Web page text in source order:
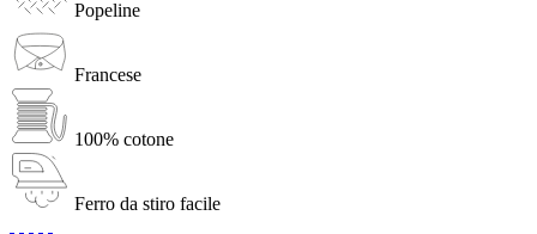
Popeline
Francese
100% cotone
Ferro da stiro facile